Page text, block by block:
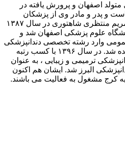
اصفهان و پرورش یافته در
و پدر و مادر وی از پزشکان
خوش نام این شهر اند. دکتر مریم منتظری شاهتوری در سال ۱۳۸۷
علوم پزشکی اصفهان شد و
وارد رشته تخصصی دندانپزشکی
ترمیمی و زیبایی همان دانشکده شد. در سال ۱۳۹۶ با کسب رتبه
ترمیمی و زیبایی ، به عنوان
البرز شد. ایشان هم اکنون
کرج مشغول به فعالیت می باشند.